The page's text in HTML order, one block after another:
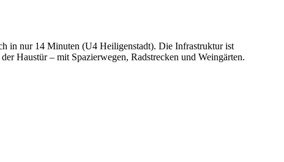
in nur 14 Minuten (U4 Heiligenstadt). Die Infrastruktur ist
Haustür – mit Spazierwegen, Radstrecken und Weingärten.